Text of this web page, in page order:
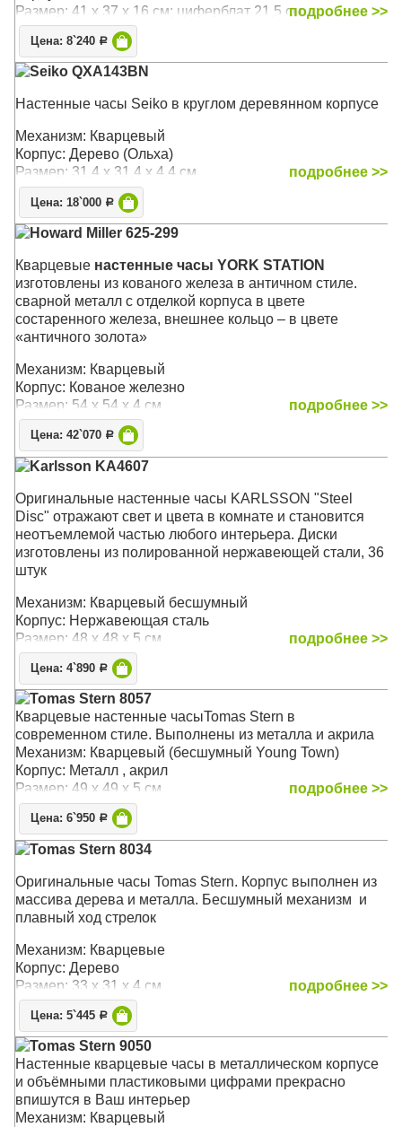
Размер: 41 x 37 x 16 см; циферблат 21,5 см.подробнее >>
Цена: 8`240 Р
Seiko QXA143BN
Настенные часы Seiko в круглом деревянном корпусе
Механизм: Кварцевый
Корпус: Дерево (Ольха)
Размер: 31,4 х 31,4 х 4,4 см
подробнее >>
Цена: 18`000 Р
Howard Miller 625-299
Кварцевые настенные часы YORK STATION
изготовлены из кованого железа в античном стиле.
сварной металл с отделкой корпуса в цвете
состаренного железа, внешнее кольцо – в цвете
«античного золота»
Механизм: Кварцевый
Корпус: Кованое железно
Размер: 54 x 54 х 4 см
подробнее >>
Цена: 42`070 Р
Karlsson KA4607
Оригинальные настенные часы KARLSSON "Steel
Disc" отражают свет и цвета в комнате и становится
неотъемлемой частью любого интерьера. Диски
изготовлены из полированной нержавеющей стали, 36
штук
Механизм: Кварцевый бесшумный
Корпус: Нержавеющая сталь
Размер: 48 х 48 х 5 см
подробнее >>
Цена: 4`890 Р
Tomas Stern 8057
Кварцевые настенные часыTomas Stern в
современном стиле. Выполнены из металла и акрила
Механизм: Кварцевый (бесшумный Young Town)
Корпус: Металл , акрил
Размер: 49 x 49 x 5 см
подробнее >>
Цена: 6`950 Р
Tomas Stern 8034
Оригинальные часы Tomas Stern. Корпус выполнен из
массива дерева и металла. Бесшумный механизм и
плавный ход стрелок
Механизм: Кварцевые
Корпус: Дерево
Размер: 33 x 31 x 4 см
подробнее >>
Цена: 5`445 Р
Tomas Stern 9050
Настенные кварцевые часы в металлическом корпусе
и объёмными пластиковыми цифрами прекрасно
впишутся в Ваш интерьер
Механизм: Кварцевый